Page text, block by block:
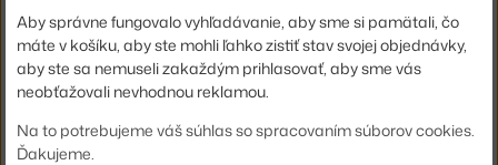
Distribúcia svetla: nepriame svetlo
Zdroj súčasťou:
nie
Kód produktu
Aby správne fungovalo vyhľadávanie, aby sme si pamätali, čo
máte v košíku, aby ste mohli ľahko zistiť stav svojej objednávky,
aby ste sa nemuseli zakaždým prihlasovať, aby sme vás
neobťažovali nevhodnou reklamou.
Na to potrebujeme váš súhlas so spracovaním súborov cookies.
Ďakujeme.